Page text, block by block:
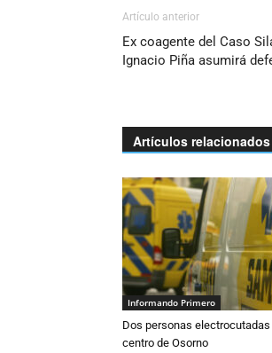
Artículo anterior
Ex coagente del Caso
Ignacio Piña asumirá
Artículos relacionados
Informando Primero
Dos personas electrocutadas
centro de Osorno